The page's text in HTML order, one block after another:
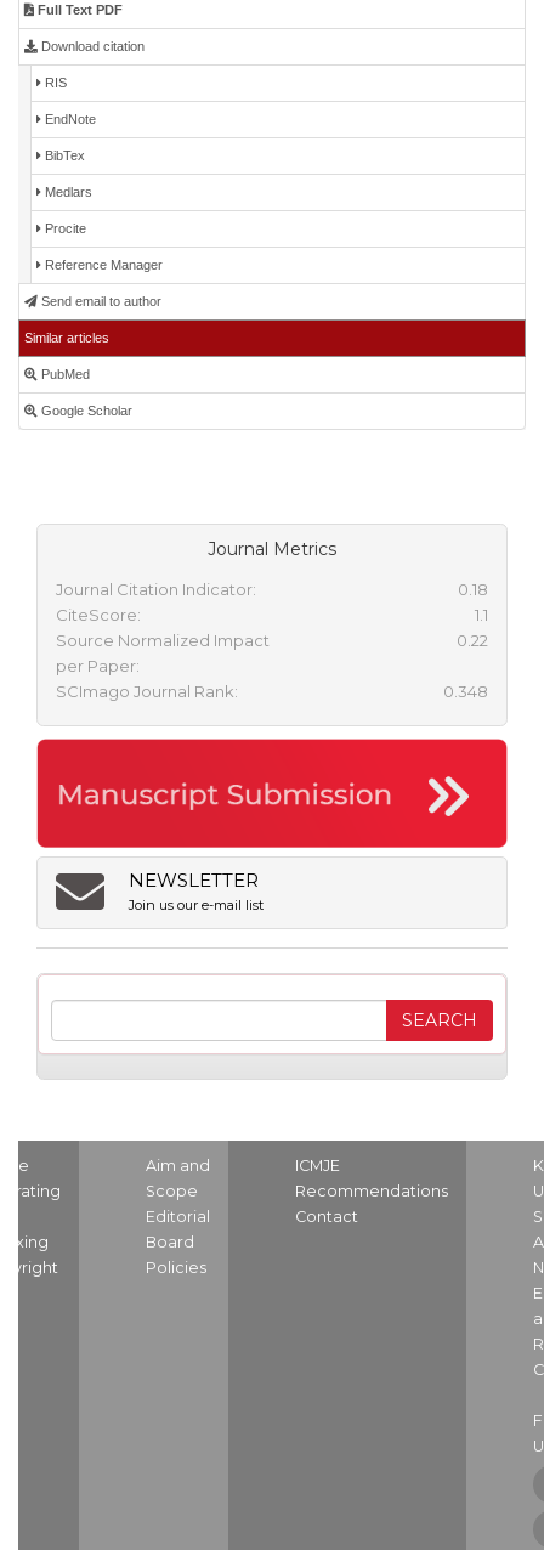
Full Text PDF
Download citation
RIS
EndNote
BibTex
Medlars
Procite
Reference Manager
Send email to author
Similar articles
PubMed
Google Scholar
Journal Metrics
Journal Citation Indicator:
0.18
CiteScore:
1.1
Source Normalized Impact
per Paper:
0.22
SCImago Journal Rank: 0.348
NEWSLETTER
Join us our e-mail list
Aim and
Scope
Editorial
Board
Policies
ICMJE
Recommendations
Contact